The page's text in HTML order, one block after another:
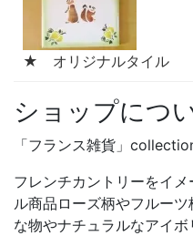
★ オリジナルタイル
ショップにつ
「フランス雑貨」
フレンチカントリーをイ
ル商品ローズ柄やフルー
な物やナチュラルなアイ